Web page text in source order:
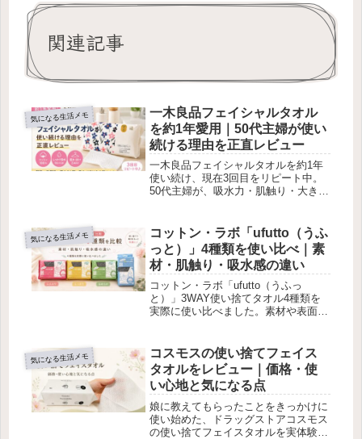
関連記事
気になる生活メモ
一木良品フェイシャルタオル
を約1年愛用｜50代主婦が使い
続ける理由を正直レビュー
一木良品フェイシャルタオルを約1年
使い続け、現在3回目をリピート中。
50代主婦が、吸水力・肌触り・大き
気になる生活メモ
コットン・ラボ「ufutto（うふ
っと）」4種類を使い比べ｜素
材・肌触り・吸水感の違い
コットン・ラボ「ufutto（うふっ
と）」3WAY使い捨てタオル4種類を
実際に使い比べました。素材や表面加
った点と気になった点を正直に紹介し
ます。ふんわり・しっかり・なめら
か・ごっそりの違いや、用途に合わせ
た選び方を知りたい方の参考になれば
うれしいです。
気になる生活メモ
コスモスの使い捨てフェイス
タオルをレビュー｜価格・使
い心地と気になる点
娘に教えてもらったことをきっかけに
使い始めた、ドラッグストアコスモス
の使い捨てフェイスタオルを実体験で